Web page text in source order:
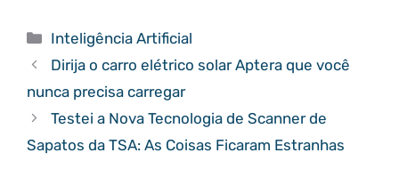
Categorias
Inteligência Artificial
Dirija o carro elétrico solar Aptera que você
nunca precisa carregar
Testei a Nova Tecnologia de Scanner de
Sapatos da TSA: As Coisas Ficaram Estranhas